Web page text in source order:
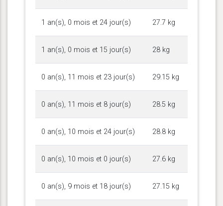
1 an(s), 0 mois et 24 jour(s) 27.7 kg
1 an(s), 0 mois et 15 jour(s) 28 kg
0 an(s), 11 mois et 23 jour(s) 29.15 kg
0 an(s), 11 mois et 8 jour(s) 28.5 kg
0 an(s), 10 mois et 24 jour(s) 28.8 kg
0 an(s), 10 mois et 0 jour(s) 27.6 kg
0 an(s), 9 mois et 18 jour(s) 27.15 kg